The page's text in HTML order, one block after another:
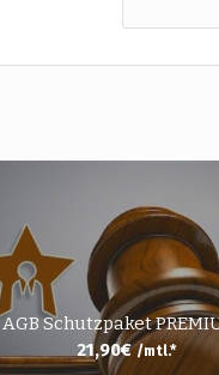
AGB Schutzpaket
21,90€ /mtl.*